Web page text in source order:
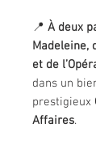
📍 À deux
Madeleine,
et de
dans un
prestigieux
Affaires.